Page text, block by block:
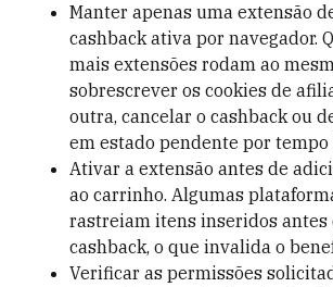
Manter apenas uma extensão
cashback ativa por navegador.
mais extensões rodam ao
sobrescrever os cookies de
outra, cancelar o cashback ou
em estado pendente por
Ativar a extensão antes de
ao carrinho. Algumas
rastreiam itens inseridos antes
cashback, o que invalida o
Verificar as permissões